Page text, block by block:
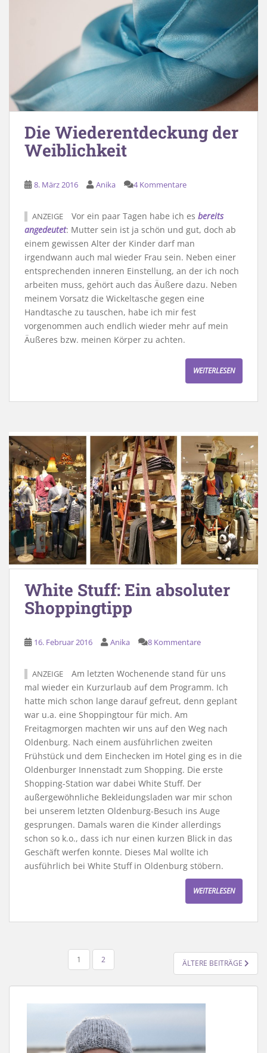
Die Wiederentdeckung der
Weiblichkeit
8. März 2016 Anika 4 Kommentare
ANZEIGE Vor ein paar Tagen habe ich es bereits
angedeutet: Mutter sein ist ja schön und gut, doch ab
einem gewissen Alter der Kinder darf man
irgendwann auch mal wieder Frau sein. Neben einer
entsprechenden inneren Einstellung, an der ich noch
arbeiten muss, gehört auch das Äußere dazu. Neben
meinem Vorsatz die Wickeltasche gegen eine
Handtasche zu tauschen, habe ich mir fest
vorgenommen auch endlich wieder mehr auf mein
Äußeres bzw. meinen Körper zu achten.
WEITERLESEN
White Stuff: Ein absoluter
Shoppingtipp
16. Februar 2016 Anika 8 Kommentare
ANZEIGE
Am letzten Wochenende stand für uns
mal wieder ein Kurzurlaub auf dem Programm. Ich
hatte mich schon lange darauf gefreut, denn geplant
war u.a. eine Shoppingtour für mich. Am
Freitagmorgen machten wir uns auf den Weg nach
Oldenburg. Nach einem ausführlichen zweiten
Frühstück und dem Einchecken im Hotel ging es in die
Oldenburger Innenstadt zum Shopping. Die erste
Shopping-Station war dabei White Stuff. Der
außergewöhnliche Bekleidungsladen war mir schon
bei unserem letzten Oldenburg-Besuch ins Auge
gesprungen. Damals waren die Kinder allerdings
schon so k.o., dass ich nur einen kurzen Blick in das
Geschäft werfen konnte. Dieses Mal wollte ich
ausführlich bei White Stuff in Oldenburg stöbern.
WEITERLESEN
SEITENNUMMERIERUNG
BEITRÄGE
1 2 ÄLTERE BEITRÄGE